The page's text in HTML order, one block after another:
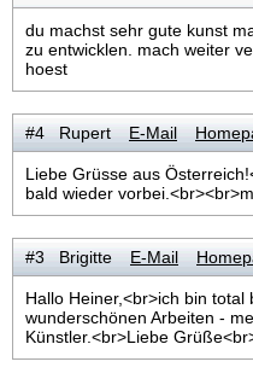
du machst sehr gute kunst
zu entwicklen. mach weiter
hoest
#4 Rupert E-Mail
Liebe Grüsse aus
bald wieder
#3 Brigitte E-Mail
Hallo Heiner,<br>ich bin total
wunderschönen Arbeiten -
Künstler.<br>Liebe